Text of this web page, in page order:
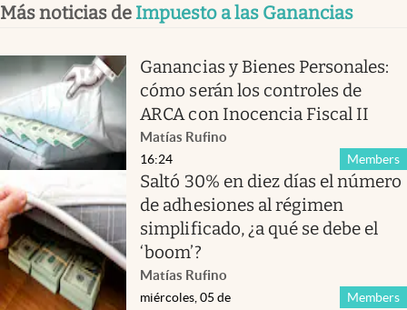
Más noticias de Impuesto a las Ganancias
Ganancias y Bienes Personales:
cómo serán los controles de
ARCA con Inocencia Fiscal II
Matías Rufino
Members
16:24
Saltó 30% en diez días el número
de adhesiones al régimen
simplificado, ¿a qué se debe el
‘boom’?
Matías Rufino
Members
miércoles, 05 de